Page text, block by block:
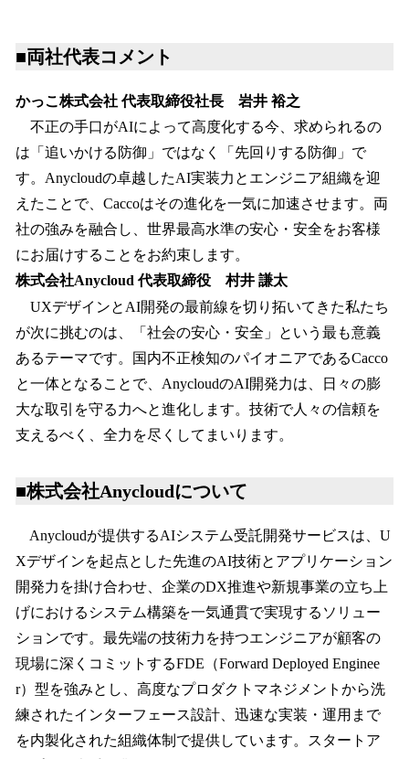
■両社代表コメント
かっこ株式会社 代表取締役社長 岩井 裕之
不正の手口がAIによって高度化する今、求められるの
は「追いかける防御」ではなく「先回りする防御」で
す。Anycloudの卓越したAI実装力とエンジニア組織を迎
えたことで、Caccoはその進化を一気に加速させます。両
社の強みを融合し、世界最高水準の安心・安全をお客様
にお届けすることをお約束します。
株式会社Anycloud 代表取締役 村井 謙太
UXデザインとAI開発の最前線を切り拓いてきた私たち
が次に挑むのは、「社会の安心・安全」という最も意義
あるテーマです。国内不正検知のパイオニアであるCacco
と一体となることで、AnycloudのAI開発力は、日々の膨
大な取引を守る力へと進化します。技術で人々の信頼を
支えるべく、全力を尽くしてまいります。
■株式会社Anycloudについて
Anycloudが提供するAIシステム受託開発サービスは、U
Xデザインを起点とした先進のAI技術とアプリケーション
開発力を掛け合わせ、企業のDX推進や新規事業の立ち上
げにおけるシステム構築を一気通貫で実現するソリュー
ションです。最先端の技術力を持つエンジニアが顧客の
現場に深くコミットするFDE（Forward Deployed Enginee
r）型を強みとし、高度なプロダクトマネジメントから洗
練されたインターフェース設計、迅速な実装・運用まで
を内製化された組織体制で提供しています。スタートア